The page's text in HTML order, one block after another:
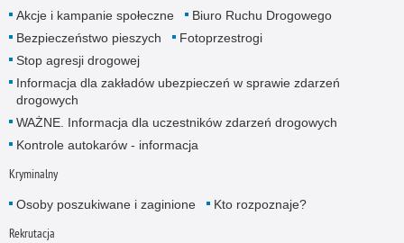
Akcje i kampanie społeczne
Biuro Ruchu Drogowego
Bezpieczeństwo pieszych
Fotoprzestrogi
Stop agresji drogowej
Informacja dla zakładów ubezpieczeń w sprawie zdarzeń
drogowych
WAŻNE. Informacja dla uczestników zdarzeń drogowych
Kontrole autokarów - informacja
Kryminalny
Osoby poszukiwane i zaginione Kto rozpoznaje?
Rekrutacja